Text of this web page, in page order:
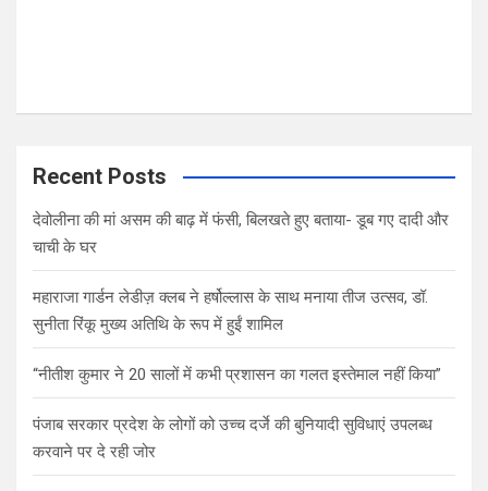
Recent Posts
देवोलीना की मां असम की बाढ़ में फंसी, बिलखते हुए बताया- डूब गए दादी और
चाची के घर
महाराजा गार्डन लेडीज़ क्लब ने हर्षोल्लास के साथ मनाया तीज उत्सव, डॉ.
सुनीता रिंकू मुख्य अतिथि के रूप में हुईं शामिल
“नीतीश कुमार ने 20 सालों में कभी प्रशासन का गलत इस्तेमाल नहीं किया”
पंजाब सरकार प्रदेश के लोगों को उच्च दर्जे की बुनियादी सुविधाएं उपलब्ध
करवाने पर दे रही जोर